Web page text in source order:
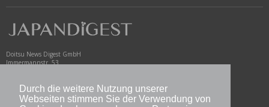
Durch die weitere Nutzung unserer
Webseiten stimmen Sie der Verwendung von
Doitsu News Digest GmbH
Immermannstr. 53
www.newsdigest.de